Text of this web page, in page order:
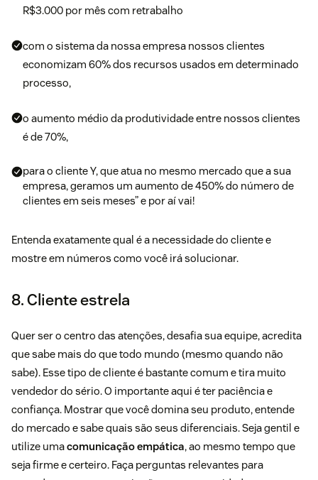
R$3.000 por mês com retrabalho
com o sistema da nossa empresa nossos clientes
economizam 60% dos recursos usados em determinado
processo,
o aumento médio da produtividade entre nossos clientes
é de 70%,
para o cliente Y, que atua no mesmo mercado que a sua
empresa, geramos um aumento de 450% do número de
clientes em seis meses” e por aí vai!
Entenda exatamente qual é a necessidade do cliente e
mostre em números como você irá solucionar.
8. Cliente estrela
Quer ser o centro das atenções, desafia sua equipe, acredita
que sabe mais do que todo mundo (mesmo quando não
sabe). Esse tipo de cliente é bastante comum e tira muito
vendedor do sério. O importante aqui é ter paciência e
confiança. Mostrar que você domina seu produto, entende
do mercado e sabe quais são seus diferenciais. Seja gentil e
utilize umacomunicação empática, ao mesmo tempo que
seja firme e certeiro. Faça perguntas relevantes para